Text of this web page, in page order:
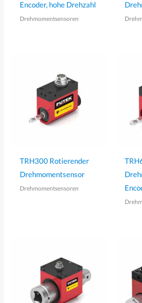
Encoder, hohe Drehzahl
Drehmomentsensoren
TRH300 Rotierender
Drehmomentsensor
Drehmomentsensoren